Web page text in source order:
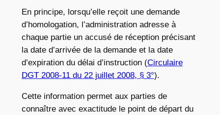
En principe, lorsqu’elle reçoit une demande
d’homologation, l’administration adresse à
chaque partie un accusé de réception précisant
la date d’arrivée de la demande et la date
d’expiration du délai d’instruction (Circulaire
DGT 2008-11 du 22 juillet 2008, § 3°).
Cette information permet aux parties de
connaître avec exactitude le point de départ du